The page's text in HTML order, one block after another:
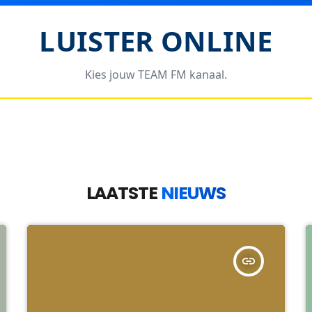
LUISTER ONLINE
Kies jouw TEAM FM kanaal.
Studio Radio
play_arrow
LAATSTE NIEUWS
insert_link